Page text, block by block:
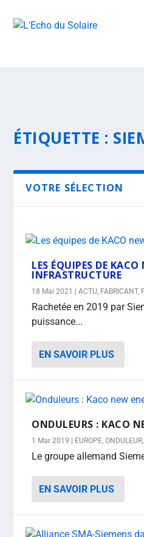
ÉTIQUETTE :
VOTRE SÉLECTION
LES ÉQUIPES DE
INFRASTRUCTURE
18 Mai 2021 |ACTU, FABRICANT,
Rachetée en 2019 par
puissance...
EN SAVOIR PLUS
ONDULEURS : KACO
1 Mar 2019 EUROPE,ONDULEUR,
Le groupe allemand
EN SAVOIR PLUS